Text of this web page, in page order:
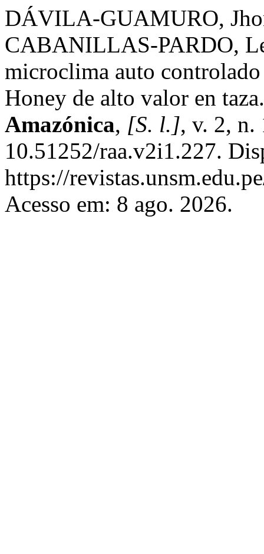
DÁVILA-GUAMURO,
CABANILLAS-PARDO,
microclima auto
Honey de alto valor en
Amazónica, [S. l.], v. 2, n.
10.51252/raa.v2i1.227.
https://
Acesso em: 8 ago. 2026.